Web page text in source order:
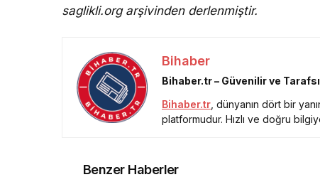
saglikli.org arşivinden derlenmiştir.
Bihaber
Bihaber.tr – Güvenilir ve
Bihaber.tr , dünyanın dört bir
platformudur. Hızlı ve doğru
Benzer Haberler